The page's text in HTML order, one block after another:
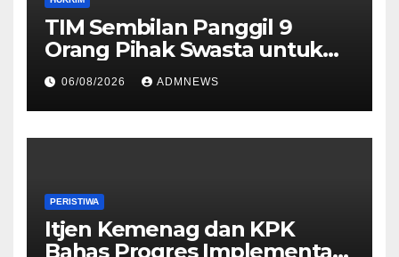
TIM Sembilan Panggil 9
Orang Pihak Swasta untuk
Memperoleh Alat Bukti dan
Memperjelas Konstruksi
Perkara Dugaan TPPU yang
Melibatkan Tersangka FA
06/08/2026 ADMNEWS
PERISTIWA
Itjen Kemenag dan KPK
Bahas Progres Implementasi